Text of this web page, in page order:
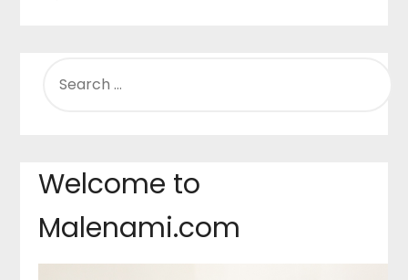
FOR:
Welcome to
Malenami.com